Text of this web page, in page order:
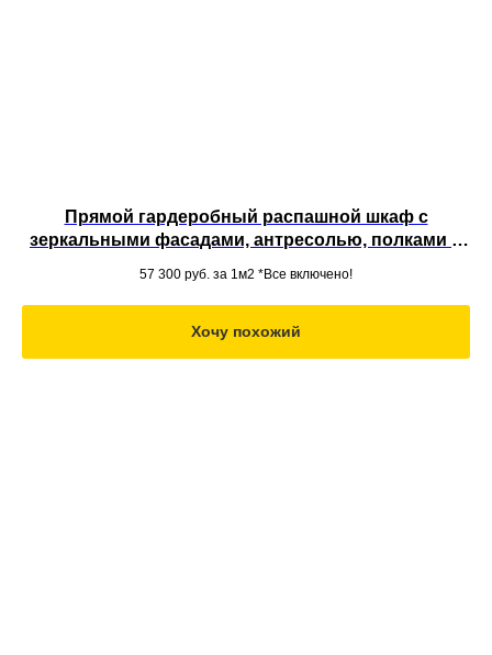
Прямой гардеробный распашной шкаф с
зеркальными фасадами, антресолью, полками и
57 300 руб. за 1м2 *Все включено!
Хочу похожий